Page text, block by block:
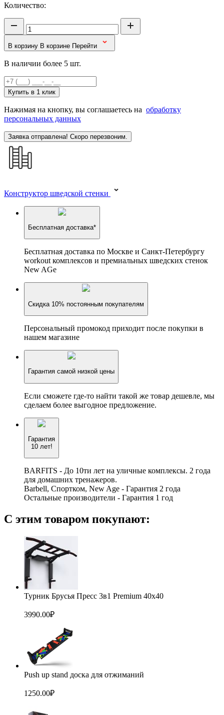
Количество:
В корзину В корзине Перейти
В наличии более 5 шт.
Купить в 1 клик
Нажимая на кнопку, вы соглашаетесь на обработку
персональных данных
Заявка отправлена! Скоро перезвоним.
Конструктор шведской стенки
Бесплатная доставка*
Бесплатная доставка по Москве и Санкт-Петербургу
workout комплексов и премиальных шведских стенок
New AGe
Скидка 10% постоянным покупателям
Персональный промокод приходит после покупки в
нашем магазине
Гарантия самой низкой цены
Если сможете где-то найти такой же товар дешевле, мы
сделаем более выгодное предложение.
Гарантия
10 лет!
BARFITS - До 10ти лет на уличные комплексы. 2 года
для домашних тренажеров.
Barbell, Спортком, New Age - Гарантия 2 года
Остальные производители - Гарантия 1 год
С этим товаром покупают:
Турник Брусья Пресс 3в1 Premium 40x40
3990.00₽
Push up stand доска для отжиманий
1250.00₽